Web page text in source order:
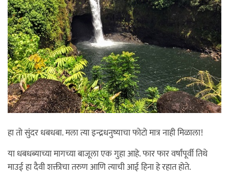
हा तो सुंदर धबधबा. मला त्या इन्द्रधनुष्याचा फोटो मात्र नाही मिळाला!
या धबधब्याच्या मागच्या बाजूला एक गुहा आहे. फार फार वर्षांपूर्वी तिथे
माउई हा दैवी शक्तीचा तरुण आणि त्याची आई हिना हे रहात होते.